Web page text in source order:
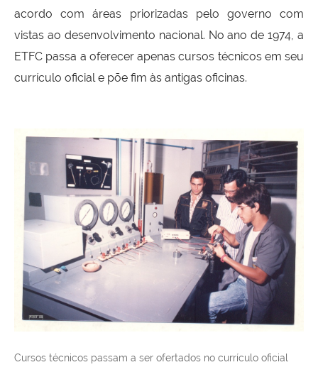
acordo com áreas priorizadas pelo governo com
vistas ao desenvolvimento nacional. No ano de 1974, a
ETFC passa a oferecer apenas cursos técnicos em seu
currículo oficial e põe fim às antigas oficinas.
Cursos técnicos passam a ser ofertados no currículo oficial